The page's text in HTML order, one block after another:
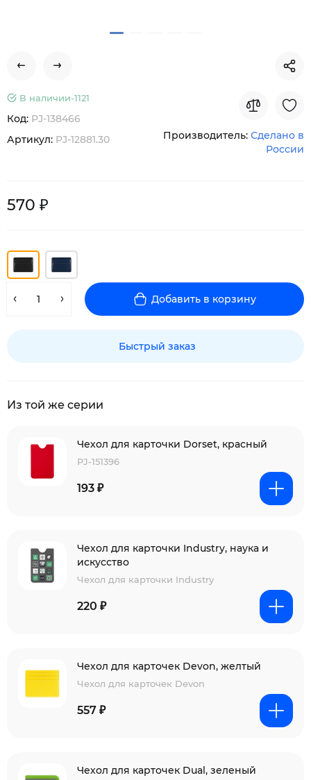
В наличии-1121
Код: PJ-138466
Артикул: PJ-12881.30 Производитель: Сделано в
России
570 ₽
Добавить в корзину
Быстрый заказ
Из той же серии
Чехол для карточки Dorset, красный
PJ-151396
193 ₽
Чехол для карточки Industry, наука и
искусство
Чехол для карточки Industry
220 ₽
Чехол для карточек Devon, желтый
Чехол для карточек Devon
557 ₽
Чехол для карточек Dual, зеленый